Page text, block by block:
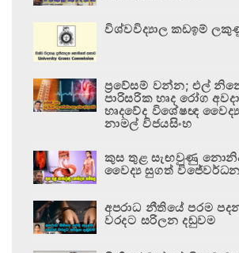
විශ්වවිද්‍යාල කඩඉම්
ප්‍රවේසම් වන්න; එල්
පාරිසරික හෘද රෝග
හෘදවේද විශේෂඥ වෛද්‍ය
නාමල් විජයසිංහ
කුස තුළ සැඟවුණු
වෛද්‍ය සුගත්
අපරාධ නීතියේ පරම
වරදට සරිලන දඬුවම